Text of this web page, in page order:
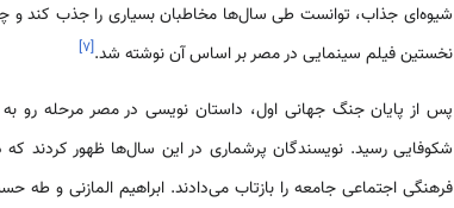
شیوه‌ای جذاب، توانست طی سال‌ها مخاطبان بسیاری را جذب کند و
نخستین فیلم سینمایی در مصر بر اساس آن نوشته شد.[۷]
پس از پایان جنگ جهانی اول، داستان نویسی در مصر مرحله رو به
شکوفایی رسید. نویسندگان پرشماری در این سال‌ها ظهور کردند
فرهنگی اجتماعی جامعه را بازتاب می‌دادند. ابراهیم المازنی و طه